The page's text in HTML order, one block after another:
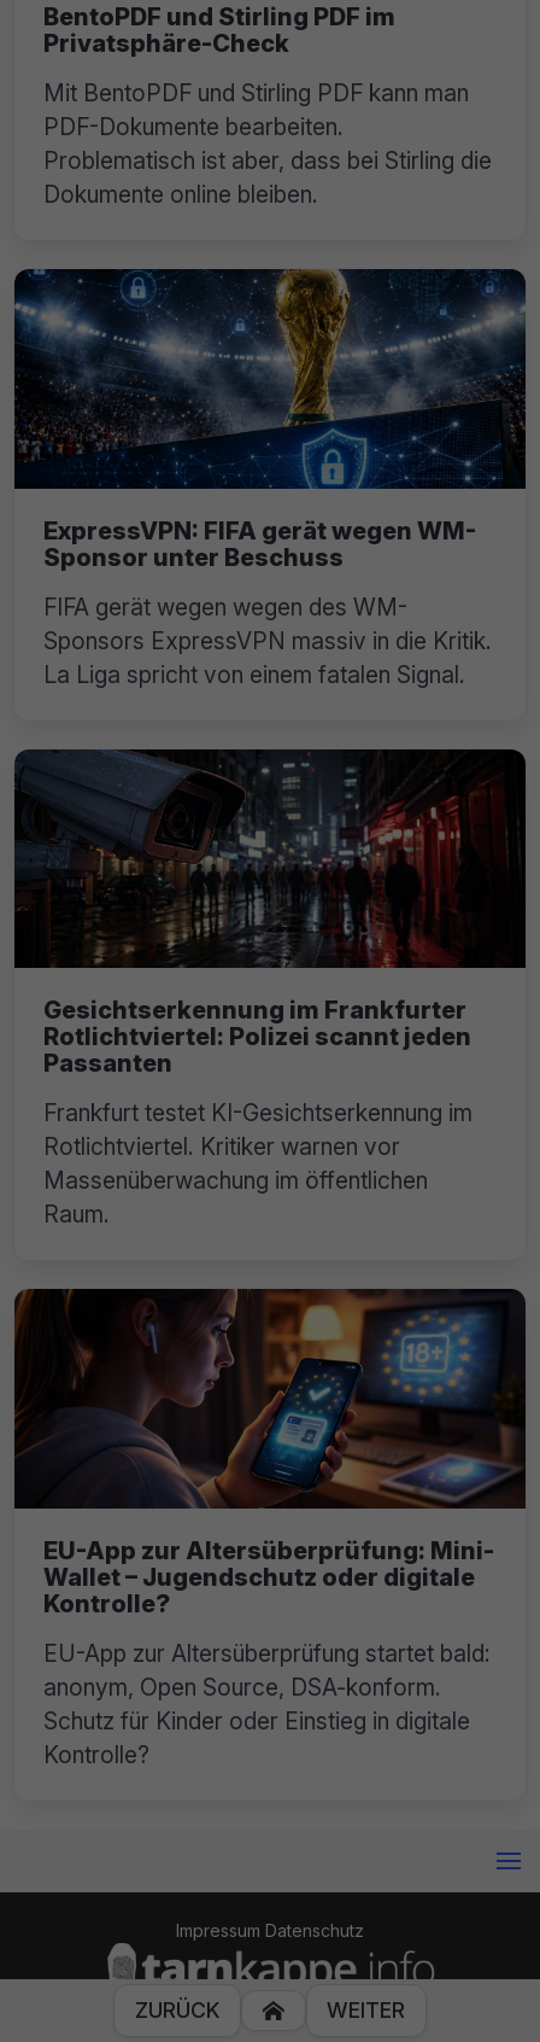
BentoPDF und Stirling PDF im
Privatsphäre-Check
Mit BentoPDF und Stirling PDF kann man
PDF-Dokumente bearbeiten.
Problematisch ist aber, dass bei Stirling die
Dokumente online bleiben.
ExpressVPN: FIFA gerät wegen WM-
Sponsor unter Beschuss
FIFA gerät wegen wegen des WM-
Sponsors ExpressVPN massiv in die Kritik.
La Liga spricht von einem fatalen Signal.
Gesichtserkennung im Frankfurter
Rotlichtviertel: Polizei scannt jeden
Passanten
Frankfurt testet KI-Gesichtserkennung im
Rotlichtviertel. Kritiker warnen vor
Massenüberwachung im öffentlichen
Raum.
EU-App zur Altersüberprüfung: Mini-
Wallet – Jugendschutz oder digitale
Kontrolle?
EU-App zur Altersüberprüfung startet bald:
anonym, Open Source, DSA-konform.
Schutz für Kinder oder Einstieg in digitale
Kontrolle?
Impressum Datenschutz
© 2014-2024 Tarnkappe.info
ZURÜCK  WEITER